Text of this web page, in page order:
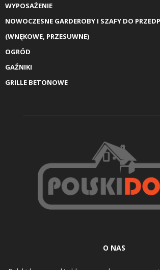
WYPOSAŻENIE
NOWOCZESNE GARDEROBY I SZAFY DO
(WNĘKOWE, PRZESUWNE)
OGRÓD
GAŹNIKI
GRILLE BETONOWE
O NAS